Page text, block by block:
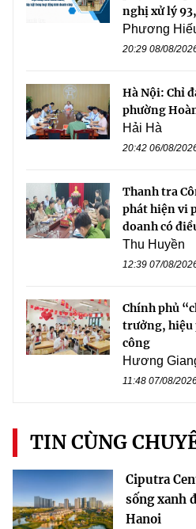
nghị xử lý
Phương
20:29 08/08/
Hà Nội: Chỉ
phường
Hải Hà
20:42 06/08/
Thanh tra
phát hiện vi
doanh có
Thu Huyền
12:39 07/08/
Chính phủ
trưởng, hiệu
công
Hương
11:48 07/08/
TIN CÙNG
Ciputra
sống xanh
Hanoi